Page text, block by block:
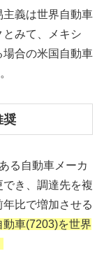
義は世界自動車
みて、メキシ
場合の米国自動車
奨
る自動車メーカ
き、調達先を複
比で増加させる
動車(7203)を世界